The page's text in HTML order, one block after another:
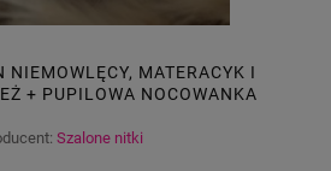
NIEMOWLĘCY, MATERACYK I
+ PUPILOWA NOCOWANKA
Szalone nitki